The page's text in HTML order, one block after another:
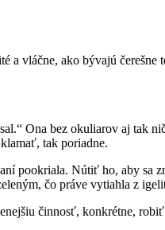
vláčne, ako bývajú
Ona bez okuliarov aj tak
tak poriadne.
pookriala. Nútiť ho, aby
čo práve vytiahla z
činnosť, konkrétne,